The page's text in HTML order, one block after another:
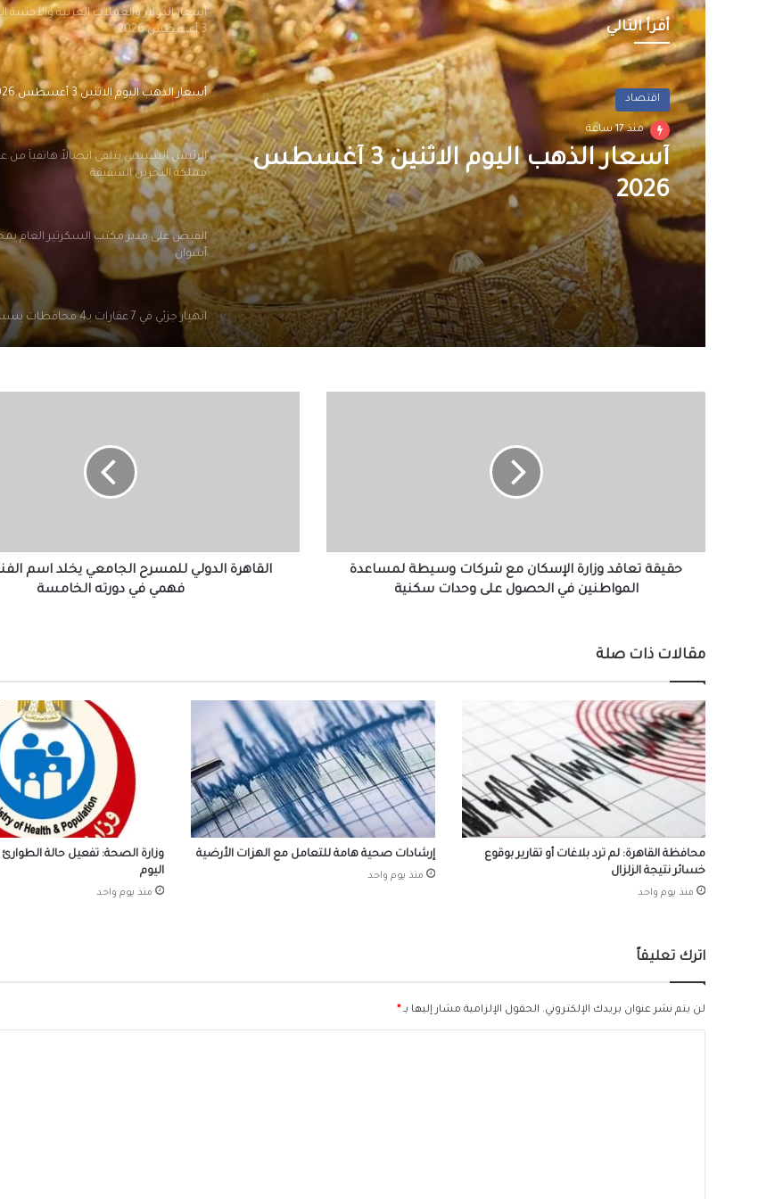
أقرأ التالي
اقتصاد
منذ 17 ساعة
أسعار الذهب اليوم الاثنين 3 أغسطس
2026
أسعار الدولار والعملات العربية والأجنبية
3 أغسطس 2026
أسعار الذهب اليوم الاثنين 3 أغسطس 2026
الرئيس السيسي يتلقى اتصالاً هاتفياً من
مملكة البحرين الشقيقة
القبض على مدير مكتب السكرتير العام
أسوان
انهيار جزئي في 7 عقارات بـ4 محافظات بسبب الزلزال
وزير الصحة يترأس غرفة الأزمات.. ويوجه
درجة الاستعداد بالمستشفيات
رئيس البحوث الفلكية: رصدنا 5 توابع للزلزال
أسعار الدولار والعملات العربية والأجنبية
3 أغسطس 2026
أسعار الذهب اليوم الاثنين 3 أغسطس 2026
المواطنين
حقيقة تعاقد وزارة الإسكان مع شركات وسيطة لمساعدة
المواطنين في الحصول على وحدات سكنية
فهمي
القاهرة الدولي للمسرح الجامعي يخلد اسم
فهمي في دورته الخامسة
مقالات ذات صلة
محافظة القاهرة: لم ترد بلاغات أو تقارير بوقوع
خسائر نتيجة الزلزال
منذ يوم واحد
إرشادات صحية هامة للتعامل مع الهزات الأرضية
منذ يوم واحد
وزارة الصحة: تفعيل حالة الطوارئ
اليوم
منذ يوم واحد
اترك تعليقاً
لن يتم نشر عنوان بريدك الإلكتروني. الحقول الإلزامية مشار إليها بـ *